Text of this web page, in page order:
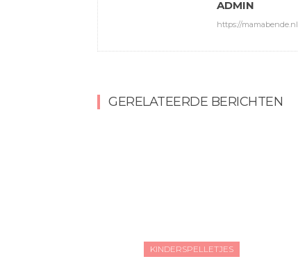
ADMIN
https://mamabende.nl
GERELATEERDE BERICHTEN
KINDERSPELLETJES